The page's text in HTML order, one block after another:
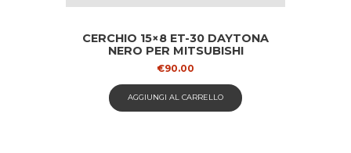
CERCHIO 15×8 ET-30 DAYTONA
NERO PER MITSUBISHI
€90.00
AGGIUNGI AL CARRELLO